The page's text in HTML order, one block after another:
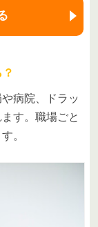
病院、ドラッ
す。職場ごと
。